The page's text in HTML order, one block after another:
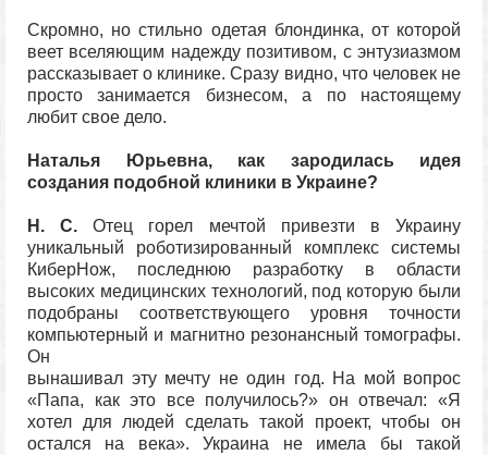
Скромно, но стильно одетая блондинка, от которой
веет вселяющим надежду позитивом, с энтузиазмом
рассказывает о клинике. Сразу видно, что человек не
просто занимается бизнесом, а по настоящему
любит свое дело.
Наталья Юрьевна, как зародилась идея
создания подобной клиники в Украине?
Н. С. Отец горел мечтой привезти в Украину
уникальный роботизированный комплекс системы
КиберНож, последнюю разработку в области
высоких медицинских технологий, под которую были
подобраны соответствующего уровня точности
компьютерный и магнитно резонансный томографы.
Он
вынашивал эту мечту не один год. На мой вопрос
«Папа, как это все получилось?» он отвечал: «Я
хотел для людей сделать такой проект, чтобы он
остался на века». Украина не имела бы такой